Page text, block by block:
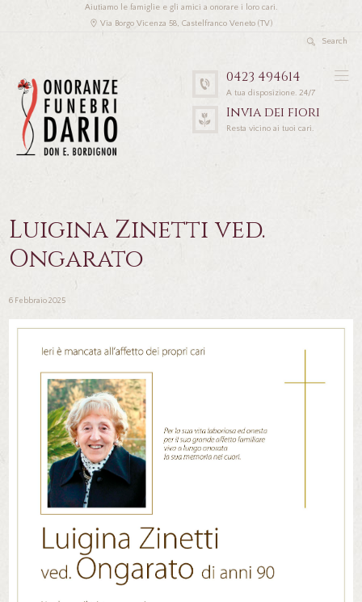
Aiutiamo le famiglie e gli amici a onorare i loro cari.
Via Borgo Vicenza 58, Castelfranco Veneto (TV)
0423 494614
A tua disposizione. 24/7
Invia dei fiori
Resta vicino ai tuoi cari.
Luigina Zinetti ved.
Ongarato
6 Febbraio 2025